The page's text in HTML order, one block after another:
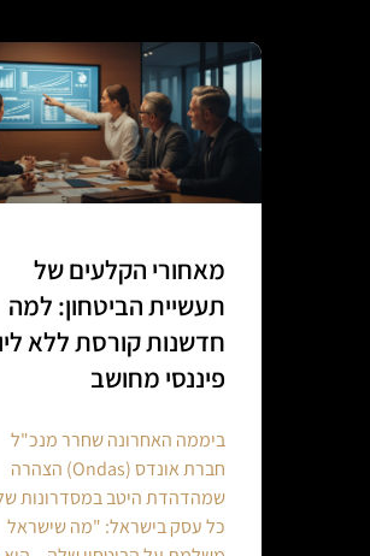
מאחורי הקלעים של
תעשיית הביטחון: למה
חדשנות קורסת ללא
פיננסי מחושב
ביממה האחרונה שחרר מנכ"ל
חברת אונדס (Ondas) הצהרה
שמהדהדת היטב במסדרונות
כל עסק בישראל: "מה שישראל